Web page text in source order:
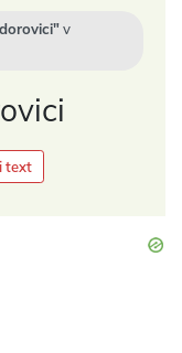
v
text